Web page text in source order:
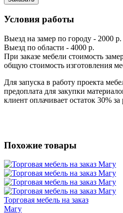
Условия работы
Выезд на замер по городу - 2000 р.
Выезд по области - 4000 р.
При заказе мебели стоимость
общую стоимость изготовления
Для запуска в работу проекта
предоплата для закупки
клиент оплачивает остаток 30% за
Похожие товары
Торговая мебель на заказ
Магу